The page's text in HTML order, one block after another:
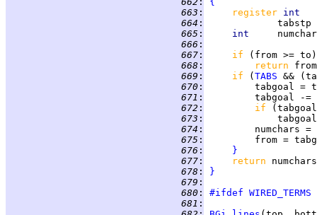
663 : register
664 :
665 : int
666 :
667 :
if
668 :
return
669 : if ( TABS &&
670 :
tabgoal =
671 :
672 : if
673 :
674 :
numchars
675 :
676 :
}
677 : return
678 :
}
679 :
680 : #ifdef WIRED_TERMS
681 :